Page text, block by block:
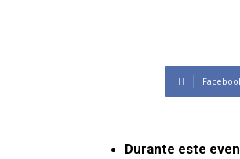
Durante este